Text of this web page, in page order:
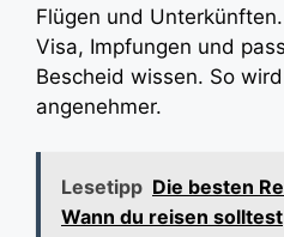
Flügen und
Visa, Impfungen und
Bescheid wissen. So
angenehmer.
Lesetipp Die besten
Wann du reisen solltest